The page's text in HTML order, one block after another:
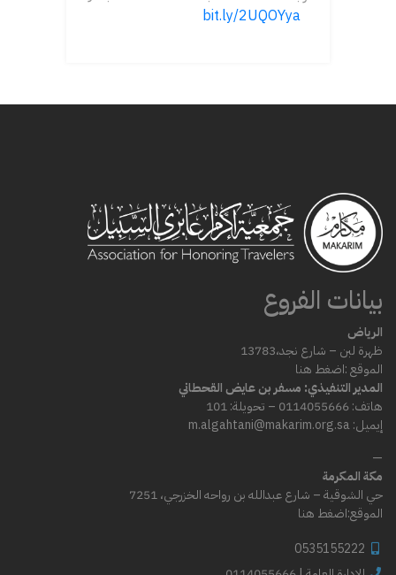
bit.ly/2UQOYya
بيانات الفروع
الرياض
ظهرة لبن – شارع نجد،13783
الموقع :اضغط هنا
المدير التنفيذي: مسفر بن عايض القحطاني
هاتف: 0114055666 – تحويلة: 101
إيميل: m.algahtani@makarim.org.sa
—
مكة المكرمة
حي الشوقية – شارع عبدالله بن رواحه الخزرجي، 7251
الموقع:اضغط هنا
0535155222